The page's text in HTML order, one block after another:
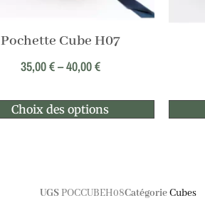
Pochette Cube H07
35,00€–40,00€
Choix des options
UGSPOCCUBEH08CatégorieCubes